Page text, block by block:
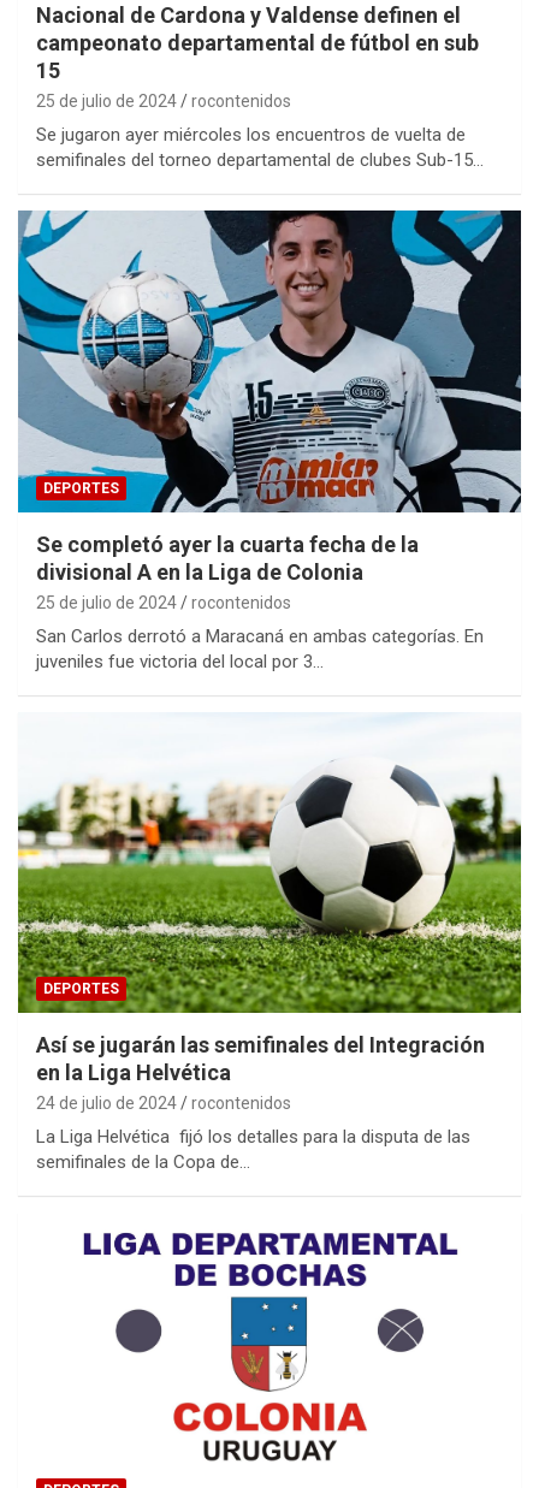
Nacional de Cardona y Valdense definen el
campeonato departamental de fútbol en sub
15
25 de julio de 2024 rocontenidos
Se jugaron ayer miércoles los encuentros de vuelta de
semifinales del torneo departamental de clubes Sub-15…
DEPORTES
Se completó ayer la cuarta fecha de la
divisional A en la Liga de Colonia
25 de julio de 2024 rocontenidos
San Carlos derrotó a Maracaná en ambas categorías. En
juveniles fue victoria del local por 3…
DEPORTES
Así se jugarán las semifinales del Integración
en la Liga Helvética
24 de julio de 2024 rocontenidos
La Liga Helvética fijó los detalles para la disputa de las
semifinales de la Copa de…